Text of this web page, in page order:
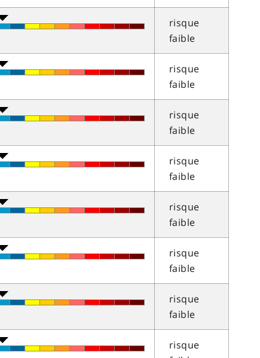
risque
faible
risque
faible
risque
faible
risque
faible
risque
faible
risque
faible
risque
faible
risque